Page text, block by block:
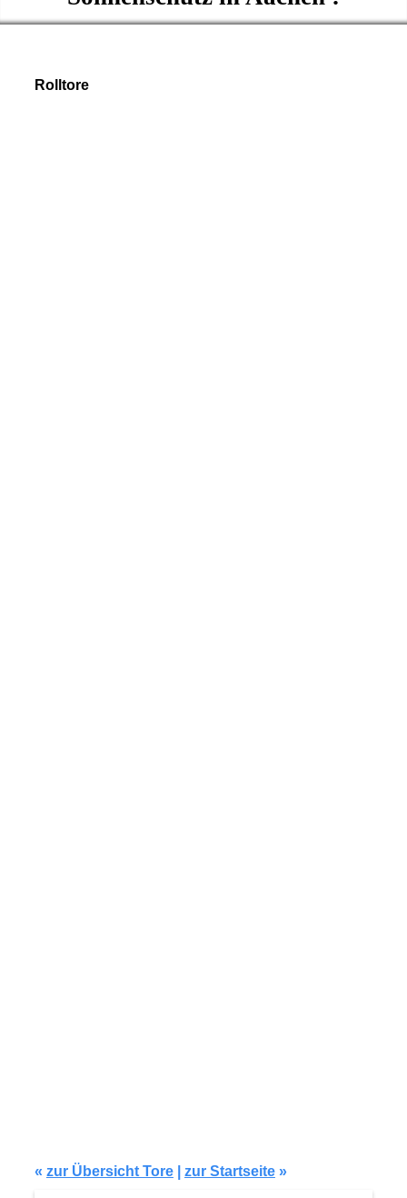
Rolltore
« zur Übersicht Tore| zur Startseite»